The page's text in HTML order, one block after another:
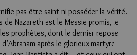
pas être saint ni posséder la vérité.
de Nazareth est le Messie promis, le
prophètes, dont le dernier repose
après le glorieux martyre